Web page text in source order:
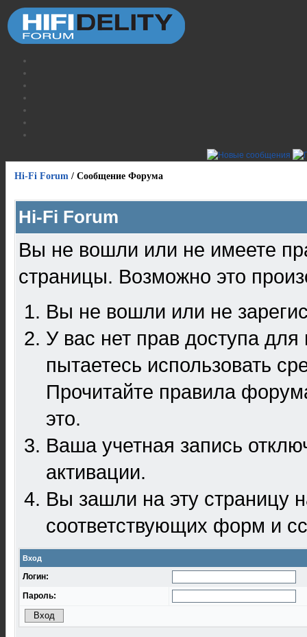
Hi-Fi Forum / Сообщение Форума
Hi-Fi Forum
Вы не вошли или не имеете
страницы. Возможно это
Вы не вошли или не
У вас нет прав доступа
пытаетесь использовать
Прочитайте правила
это.
Ваша учетная запись
активации.
Вы зашли на эту
соответствующих форм и
Вход
Логин:
Пароль: